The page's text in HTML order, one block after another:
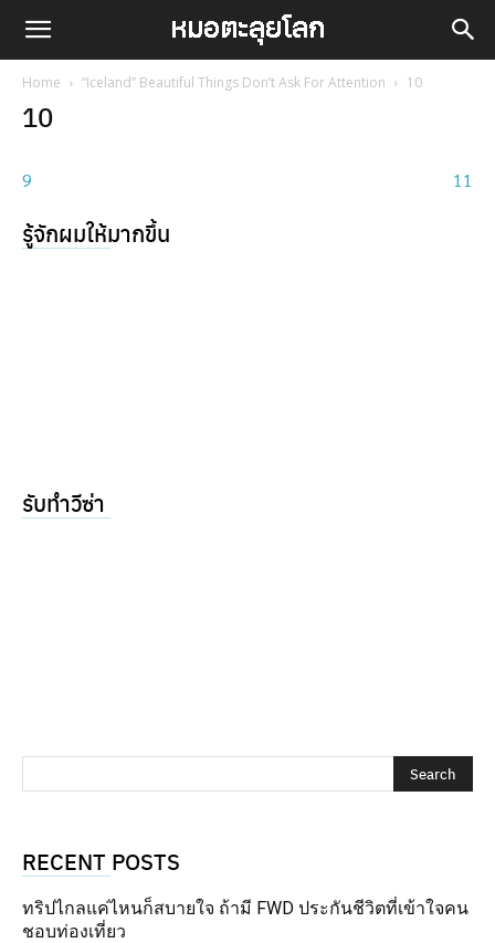
Home “Iceland” Beautiful Things Don’t Ask For Attention 10
10
9 11
รู้จักผมให้มากขึ้น
รับทำวีซ่า
RECENT POSTS
ทริปไกลแค่ไหนก็สบายใจ ถ้ามี FWD ประกันชีวิตที่เข้าใจคน
ชอบท่องเที่ยว